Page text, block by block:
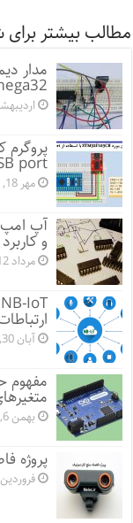
مطالب بیشتر برای
اردیبهشت
port
مهر 18, 1399
آپ امپ
و
مرداد 12, 1397
آبان 30, 1400
مفهوم
بهمن 6, 1396
پروژه
فروردین 21, 1394